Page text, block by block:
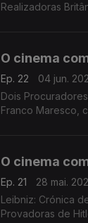
Realizadoras
O cinema
Ep. 22
04 jun.
Dois
Franco Maresco,
O cinema
Ep. 21
28 mai.
Leibniz: Crónica
Provadoras de